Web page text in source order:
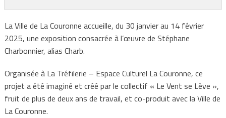
La Ville de La Couronne accueille, du 30 janvier au 14 février
2025, une exposition consacrée à l’œuvre de Stéphane
Charbonnier, alias Charb.
Organisée à La Tréfilerie – Espace Culturel La Couronne, ce
projet a été imaginé et créé par le collectif « Le Vent se Lève »,
fruit de plus de deux ans de travail, et co-produit avec la Ville de
La Couronne.